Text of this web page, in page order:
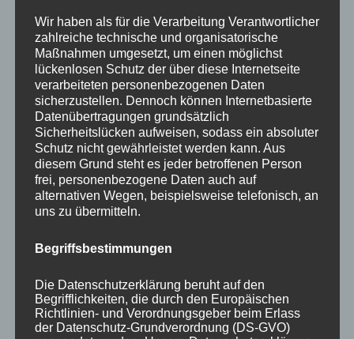
Your email:
KATEGORIEN
Aktuelles vom MP
Allgemein
Impulse zur persönlichen Reflexion
Naturfoto-Blog
Wir haben als für die Verarbeitung Verantwortlicher
zahlreiche technische und organisatorische
Maßnahmen umgesetzt, um einen möglichst
lückenlosen Schutz der über diese Internetseite
verarbeiteten personenbezogenen Daten
sicherzustellen. Dennoch können Internetbasierte
Datenübertragungen grundsätzlich
Sicherheitslücken aufweisen, sodass ein absoluter
Schutz nicht gewährleistet werden kann. Aus
diesem Grund steht es jeder betroffenen Person
frei, personenbezogene Daten auch auf
alternativen Wegen, beispielsweise telefonisch, an
uns zu übermitteln.
Begriffsbestimmungen
Die Datenschutzerklärung beruht auf den
Begrifflichkeiten, die durch den Europäischen
Richtlinien- und Verordnungsgeber beim Erlass
der Datenschutz-Grundverordnung (DS-GVO)